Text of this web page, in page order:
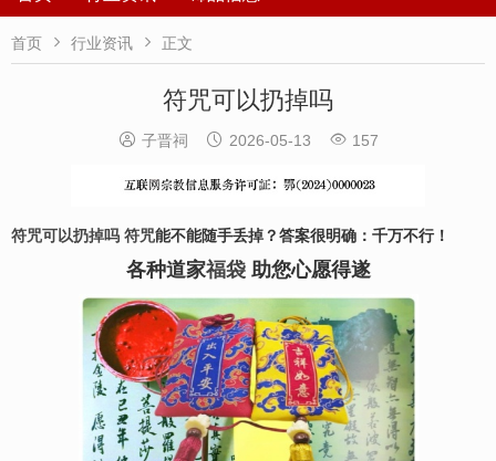
首页  行业资讯  正文
符咒可以扔掉吗
 子晋祠  2026-05-13  157
符咒可以扔掉吗 符咒能不能随手丢掉？答案很明确：千万不行！
各种道家福袋助您心愿得遂